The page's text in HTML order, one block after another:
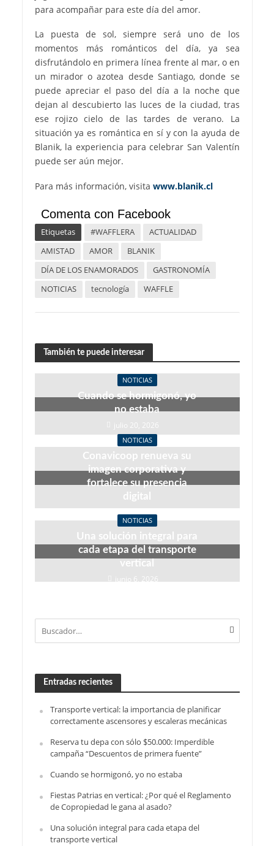
para acompañar para este día del amor.
La puesta de sol, siempre será uno de los
momentos más románticos del día, ya sea
disfrutándolo en primera línea frente al mar, o en
un mirador o azotea desde Santiago, donde se
puede apreciar el paso del día a la noche que
dejan al descubierto las luces de la ciudad, tras
ese rojizo cielo de las tardes de verano. La
situación ya es romántica en sí y con la ayuda de
Blanik, la experiencia para celebrar San Valentín
puede ser aún mejor.
Para más información, visita www.blanik.cl
Comenta con Facebook
Etiquetas #WAFFLERA
ACTUALIDAD
AMISTAD
AMOR
BLANIK
DÍA DE LOS ENAMORADOS
GASTRONOMÍA
NOTICIAS
tecnología WAFFLE
También te puede interesar
NOTICIAS
Cuando se hormigonó, yo
no estaba
julio 20, 2026
NOTICIAS
Conavicoop renueva su
imagen corporativa y
fortalece su presencia
digital
junio 22, 2026
NOTICIAS
Una solución integral para
cada etapa del transporte
vertical
junio 6, 2026
Entradas recientes
Transporte vertical: la importancia de planificar
correctamente ascensores y escaleras mecánicas
Reserva tu depa con sólo $50.000: Imperdible
campaña “Descuentos de primera fuente”
Cuando se hormigonó, yo no estaba
Fiestas Patrias en vertical: ¿Por qué el Reglamento
de Copropiedad le gana al asado?
Una solución integral para cada etapa del
transporte vertical